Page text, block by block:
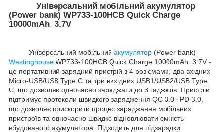
Універсальний мобільний акумулятор
(Power bank) WP733-100HCB Quick Charge
10000mAh 3.7V
Універсальний мобільний акумулятор (Power bank)
Westinghouse WP733-100HCB Quick Charge 10000mAh 3.7V -
це портативний зарядний пристрій з 4 роз'ємами, два вхідних
Micro-USB/USB Type C та три вихідних USB1/USB2/USB Type
C, що дозволяє одночасно заряджати до 3 гаджетів. Пристрій
підтримує протоколи швидкого зарядження QC 3.0 і PD 3.0,
що дозволяє прискорити процес заряджання мобільних
пристроїв та одночасно швидко відновлювати ємність
вбудованого акумулятора. Підходить для підзарядки